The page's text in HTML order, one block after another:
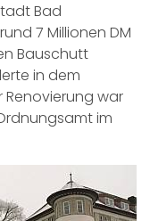
Bad
7 Millionen DM
Bauschutt
in dem
war
im